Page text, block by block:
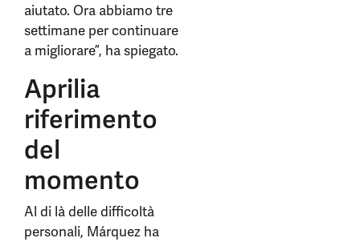
aiutato. Ora abbiamo tre
settimane per continuare
a migliorare”, ha spiegato.
Aprilia
riferimento
del
momento
Al di là delle difficoltà
personali, Márquez ha